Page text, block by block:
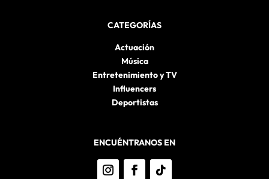
CATEGORÍAS
Actuación
Música
Entretenimiento y TV
Influencers
Deportistas
ENCUÉNTRANOS EN